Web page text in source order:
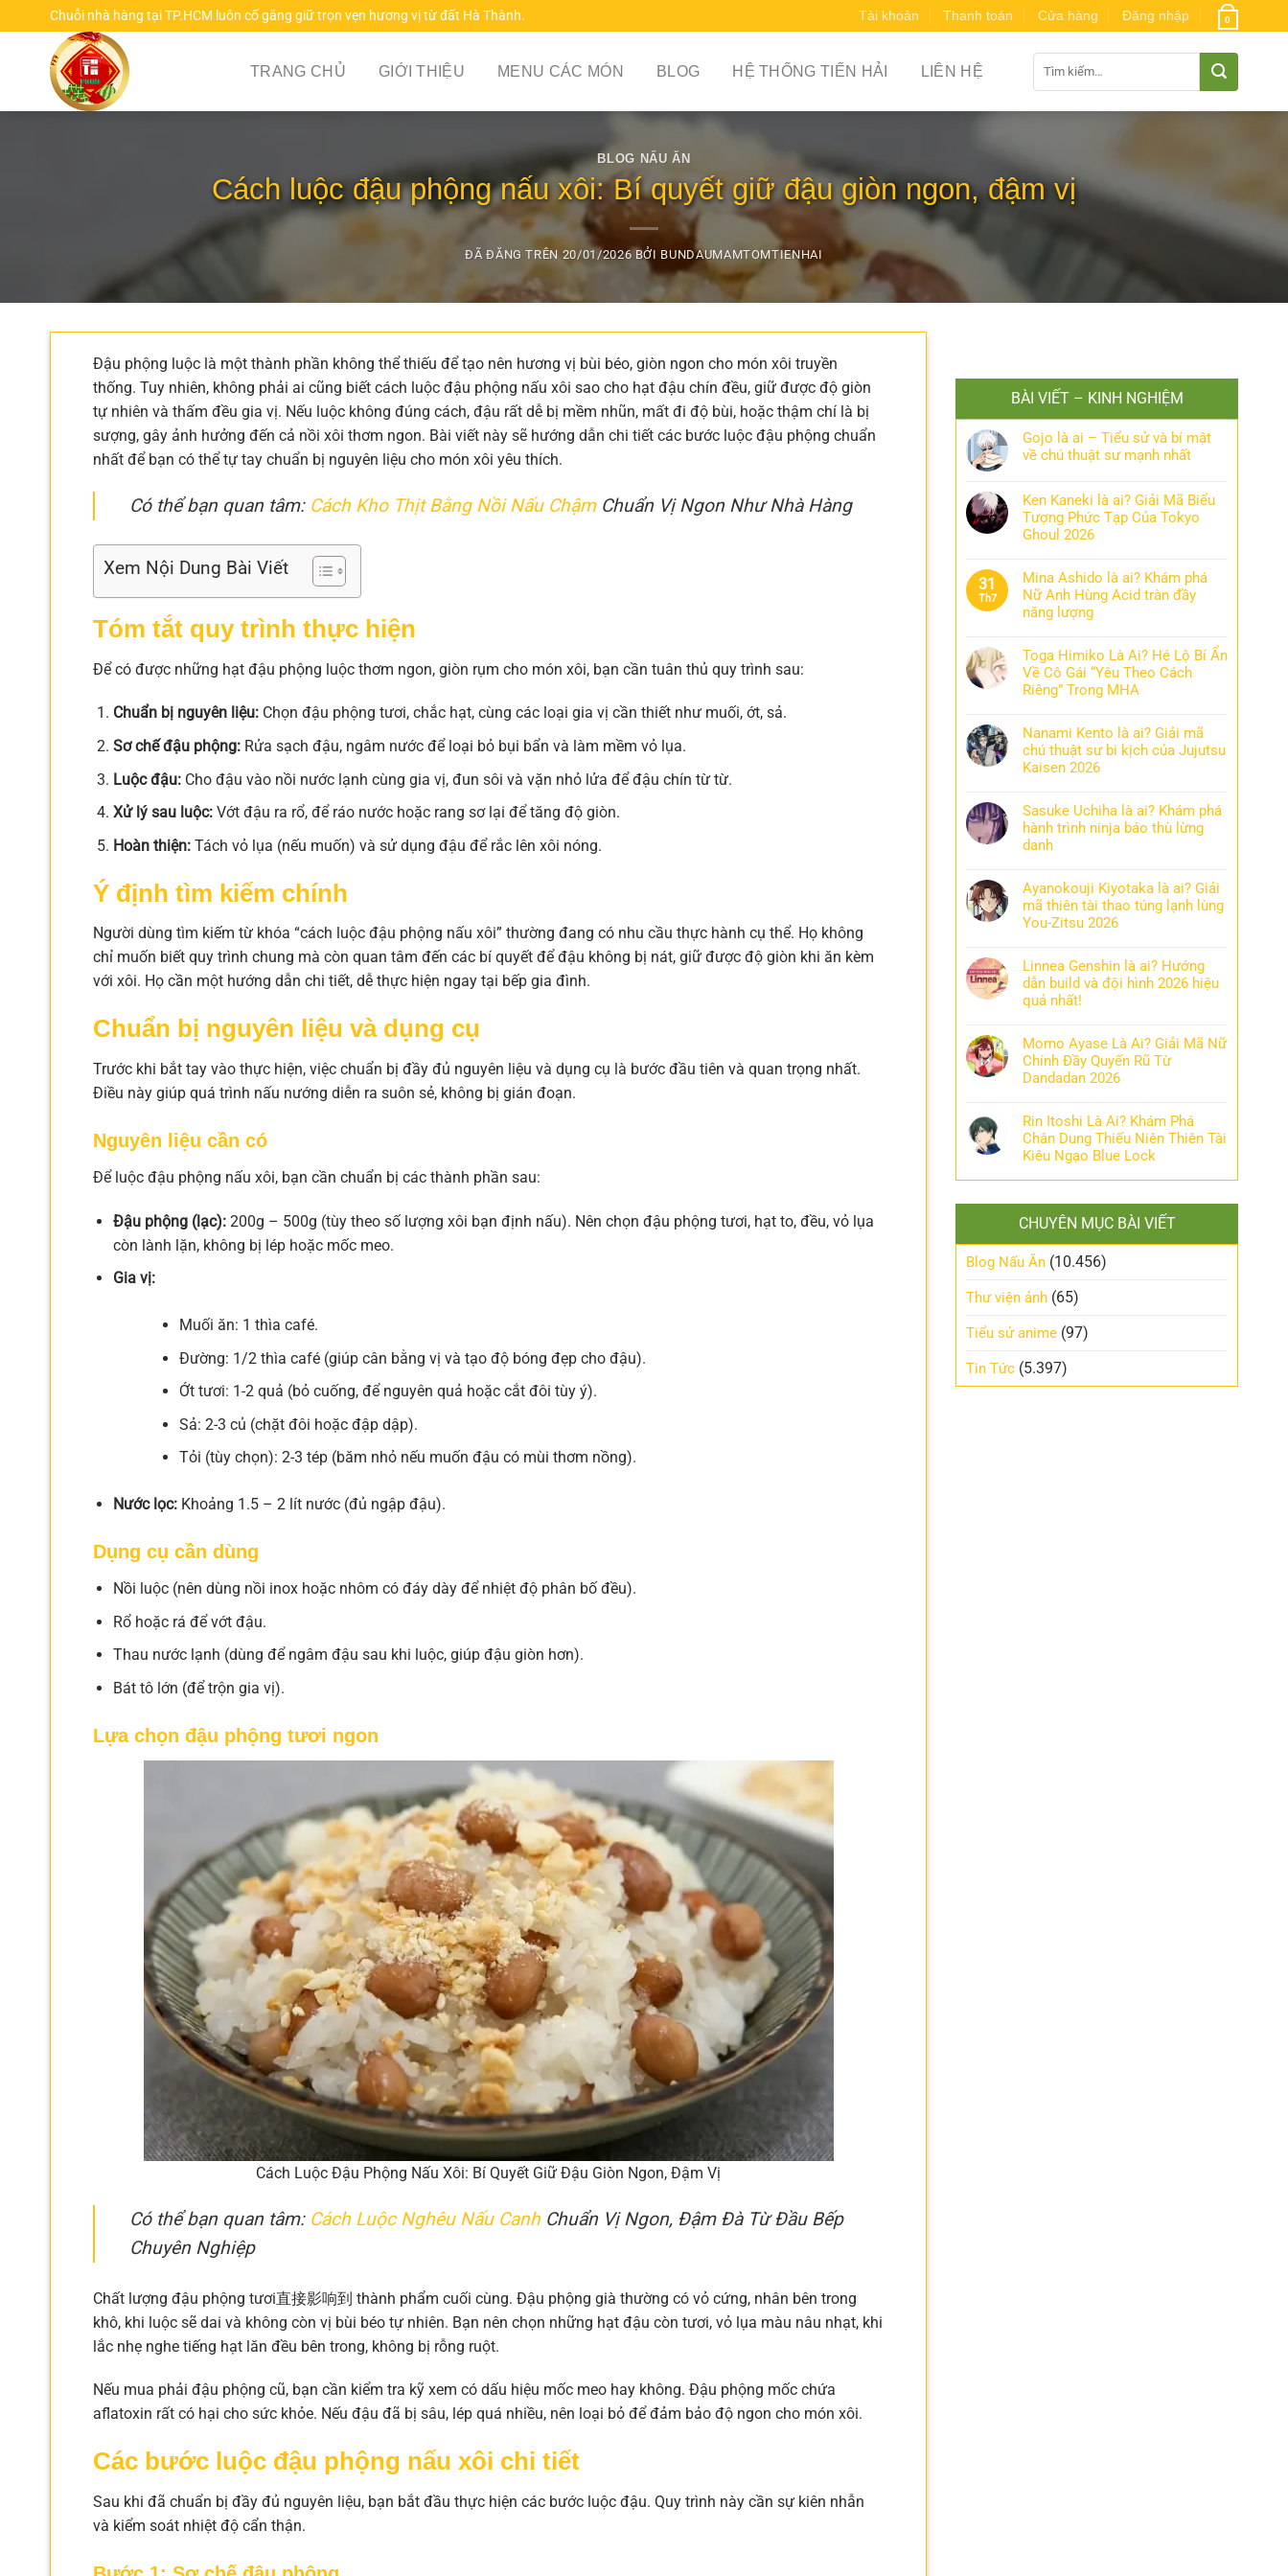
đến
Chuỗi nhà hàng tại TP.HCM luôn cố gắng giữ trọn vẹn hương vị từ đất Hà Thành. Tài khoản Thanh toán Cửa hàng Đăng nhập 0
TRANG CHỦ GIỚI THIỆU MENU CÁC MÓN BLOG HỆ THỐNG TIẾN HẢI LIÊN HỆ
kiếm:
BLOG NẤU ĂN
Cách luộc đậu phộng nấu xôi: Bí quyết giữ đậu giòn ngon, đậm vị
ĐÃ ĐĂNG TRÊN20/01/2026 BỞI BUNDAUMAMTOMTIENHAI
Đậu phộng luộc là một thành phần không thể thiếu để tạo nên hương vị bùi béo, giòn ngon cho món xôi truyền
thống. Tuy nhiên, không phải ai cũng biết cách luộc đậu phộng nấu xôi sao cho hạt đậu chín đều, giữ được độ giòn
tự nhiên và thấm đều gia vị. Nếu luộc không đúng cách, đậu rất dễ bị mềm nhũn, mất đi độ bùi, hoặc thậm chí là bị
sượng, gây ảnh hưởng đến cả nồi xôi thơm ngon. Bài viết này sẽ hướng dẫn chi tiết các bước luộc đậu phộng chuẩn
nhất để bạn có thể tự tay chuẩn bị nguyên liệu cho món xôi yêu thích.
Có thể bạn quan tâm: Cách Kho Thịt Bằng Nồi Nấu ChậmChuẩn Vị Ngon Như Nhà Hàng
Xem Nội Dung Bài Viết
Tóm tắt quy trình thực hiện
Để có được những hạt đậu phộng luộc thơm ngon, giòn rụm cho món xôi, bạn cần tuân thủ quy trình sau:
Chuẩn bị nguyên liệu:Chọn đậu phộng tươi, chắc hạt, cùng các loại gia vị cần thiết như muối, ớt, sả.
Sơ chế đậu phộng:Rửa sạch đậu, ngâm nước để loại bỏ bụi bẩn và làm mềm vỏ lụa.
Luộc đậu:Cho đậu vào nồi nước lạnh cùng gia vị, đun sôi và vặn nhỏ lửa để đậu chín từ từ.
Xử lý sau luộc:Vớt đậu ra rổ, để ráo nước hoặc rang sơ lại để tăng độ giòn.
Hoàn thiện:Tách vỏ lụa (nếu muốn) và sử dụng đậu để rắc lên xôi nóng.
Ý định tìm kiếm chính
Người dùng tìm kiếm từ khóa “cách luộc đậu phộng nấu xôi” thường đang có nhu cầu thực hành cụ thể. Họ không
chỉ muốn biết quy trình chung mà còn quan tâm đến các bí quyết để đậu không bị nát, giữ được độ giòn khi ăn kèm
với xôi. Họ cần một hướng dẫn chi tiết, dễ thực hiện ngay tại bếp gia đình.
Chuẩn bị nguyên liệu và dụng cụ
Trước khi bắt tay vào thực hiện, việc chuẩn bị đầy đủ nguyên liệu và dụng cụ là bước đầu tiên và quan trọng nhất.
Điều này giúp quá trình nấu nướng diễn ra suôn sẻ, không bị gián đoạn.
Nguyên liệu cần có
Để luộc đậu phộng nấu xôi, bạn cần chuẩn bị các thành phần sau:
Đậu phộng (lạc):200g – 500g (tùy theo số lượng xôi bạn định nấu). Nên chọn đậu phộng tươi, hạt to, đều, vỏ lụa
còn lành lặn, không bị lép hoặc mốc meo.
Gia vị:
Muối ăn: 1 thìa café.
Đường: 1/2 thìa café (giúp cân bằng vị và tạo độ bóng đẹp cho đậu).
Ớt tươi: 1-2 quả (bỏ cuống, để nguyên quả hoặc cắt đôi tùy ý).
Sả: 2-3 củ (chặt đôi hoặc đập dập).
Tỏi (tùy chọn): 2-3 tép (băm nhỏ nếu muốn đậu có mùi thơm nồng).
Nước lọc:Khoảng 1.5 – 2 lít nước (đủ ngập đậu).
Dụng cụ cần dùng
Nồi luộc (nên dùng nồi inox hoặc nhôm có đáy dày để nhiệt độ phân bố đều).
Rổ hoặc rá để vớt đậu.
Thau nước lạnh (dùng để ngâm đậu sau khi luộc, giúp đậu giòn hơn).
Bát tô lớn (để trộn gia vị).
Lựa chọn đậu phộng tươi ngon
Cách Luộc Đậu Phộng Nấu Xôi: Bí Quyết Giữ Đậu Giòn Ngon, Đậm Vị
Có thể bạn quan tâm: Cách Luộc Nghêu Nấu CanhChuẩn Vị Ngon, Đậm Đà Từ Đầu Bếp
Chuyên Nghiệp
Chất lượng đậu phộng tươi直接影响到 thành phẩm cuối cùng. Đậu phộng già thường có vỏ cứng, nhân bên trong
khô, khi luộc sẽ dai và không còn vị bùi béo tự nhiên. Bạn nên chọn những hạt đậu còn tươi, vỏ lụa màu nâu nhạt, khi
lắc nhẹ nghe tiếng hạt lăn đều bên trong, không bị rỗng ruột.
Nếu mua phải đậu phộng cũ, bạn cần kiểm tra kỹ xem có dấu hiệu mốc meo hay không. Đậu phộng mốc chứa
aflatoxin rất có hại cho sức khỏe. Nếu đậu đã bị sâu, lép quá nhiều, nên loại bỏ để đảm bảo độ ngon cho món xôi.
Các bước luộc đậu phộng nấu xôi chi tiết
Sau khi đã chuẩn bị đầy đủ nguyên liệu, bạn bắt đầu thực hiện các bước luộc đậu. Quy trình này cần sự kiên nhẫn
và kiểm soát nhiệt độ cẩn thận.
BÀI VIẾT – KINH NGHIỆM
Gojo là ai – Tiểu sử và bí mật
về chú thuật sư mạnh nhất
Ken Kaneki là ai? Giải Mã Biểu
Tượng Phức Tạp Của Tokyo
Ghoul 2026
31
Th7
Mina Ashido là ai? Khám phá
Nữ Anh Hùng Acid tràn đầy
năng lượng
Toga Himiko Là Ai? Hé Lộ Bí Ẩn
Về Cô Gái “Yêu Theo Cách
Riêng” Trong MHA
Nanami Kento là ai? Giải mã
chú thuật sư bi kịch của Jujutsu
Kaisen 2026
Sasuke Uchiha là ai? Khám phá
hành trình ninja báo thù lừng
danh
Ayanokouji Kiyotaka là ai? Giải
mã thiên tài thao túng lạnh lùng
You-Zitsu 2026
Linnea Genshin là ai? Hướng
dẫn build và đội hình 2026 hiệu
quả nhất!
Momo Ayase Là Ai? Giải Mã Nữ
Chính Đầy Quyến Rũ Từ
Dandadan 2026
Rin Itoshi Là Ai? Khám Phá
Chân Dung Thiếu Niên Thiên Tài
Kiêu Ngạo Blue Lock
CHUYÊN MỤC BÀI VIẾT
Blog Nấu Ăn (10.456)
Thư viện ảnh (65)
Tiểu sử anime (97)
Tin Tức (5.397)